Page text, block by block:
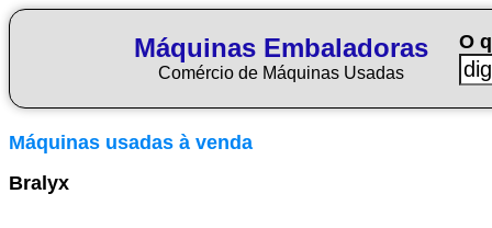
Máquinas Embaladoras
Comércio de Máquinas Usadas
O
Máquinas usadas à venda
Bralyx